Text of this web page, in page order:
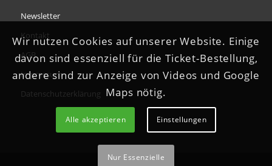
Newsletter
Kontakt
AGB
Impressum
Datenschutzerklärung
Wir nutzen Cookies auf unserer Website. Einige
davon sind essenziell für die Ticket-Bestellung,
andere sind zur Anzeige von Videos und Google
Maps nötig.
Alle akzeptieren Einstellungen
Nur Essenzielle